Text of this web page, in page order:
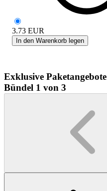
3.73 EUR
In den Warenkorb legen
Exklusive Paketangebote
Bündel 1 von 3